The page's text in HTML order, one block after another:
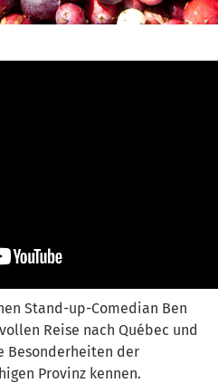
Stand-up-Comedian Ben
Reise nach Québec und
Besonderheiten der
Provinz kennen.